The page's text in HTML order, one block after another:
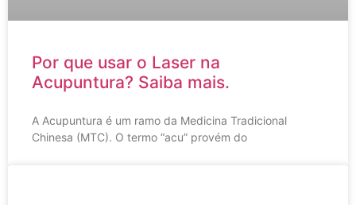
Por que usar o Laser na
Acupuntura? Saiba mais.
A Acupuntura é um ramo da Medicina Tradicional
Chinesa (MTC). O termo “acu” provém do